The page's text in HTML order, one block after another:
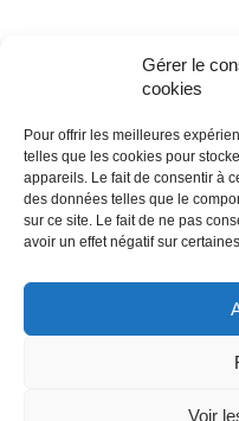
Gérer le
cookies
Pour offrir les meilleures
telles que les cookies pour
appareils. Le fait de consentir à
des données telles que le
sur ce site. Le fait de ne pas
avoir un effet négatif sur
Voir
© édile
Mentions légales